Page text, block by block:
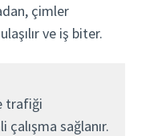
çimler
ve iş biter.
trafiği
sağlanır.